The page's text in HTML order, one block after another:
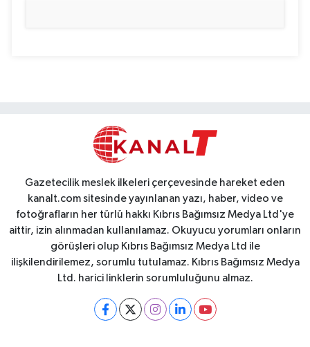
Gazetecilik meslek ilkeleri çerçevesinde hareket eden
kanalt.com sitesinde yayınlanan yazı, haber, video ve
fotoğrafların her türlü hakkı Kıbrıs Bağımsız Medya Ltd'ye
aittir, izin alınmadan kullanılamaz. Okuyucu yorumları onların
görüşleri olup Kıbrıs Bağımsız Medya Ltd ile
ilişkilendirilemez, sorumlu tutulamaz. Kıbrıs Bağımsız Medya
Ltd. harici linklerin sorumluluğunu almaz.